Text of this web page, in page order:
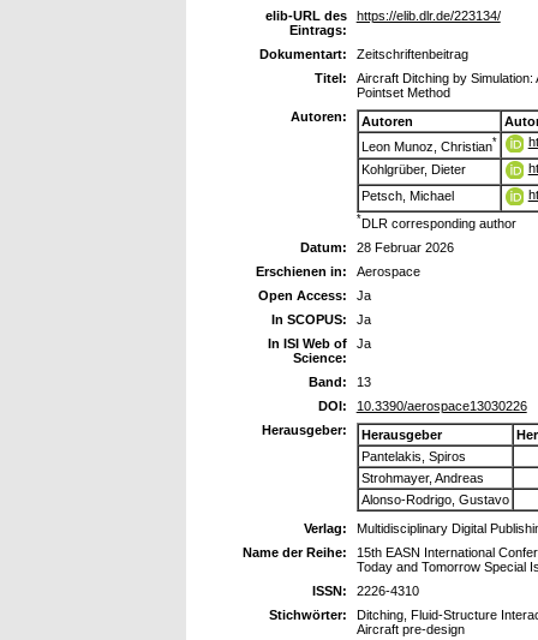
elib-URL des
Eintrags:
https://elib.dlr.de/223134/
Dokumentart:
Zeitschriftenbeitrag
Titel:
Aircraft Ditching by
Pointset Method
Autoren:
Autoren
Leon Munoz, Christian*
Kohlgrüber, Dieter
Petsch, Michael
*DLR corresponding author
Datum:
28 Februar 2026
Erschienen in:
Aerospace
Open Access:
Ja
In SCOPUS:
Ja
In ISI Web of
Science:
Ja
Band:
13
DOI:
10.3390/aerospace13030226
Herausgeber:
Herausgeber
Pantelakis, Spiros
Strohmayer, Andreas
Alonso-Rodrigo, Gustavo
Verlag:
Multidisciplinary Digital
Name der Reihe:
15th EASN International
Today and Tomorrow Special
ISSN:
2226-4310
Stichwörter:
Ditching, Fluid-Structure
Aircraft pre-design